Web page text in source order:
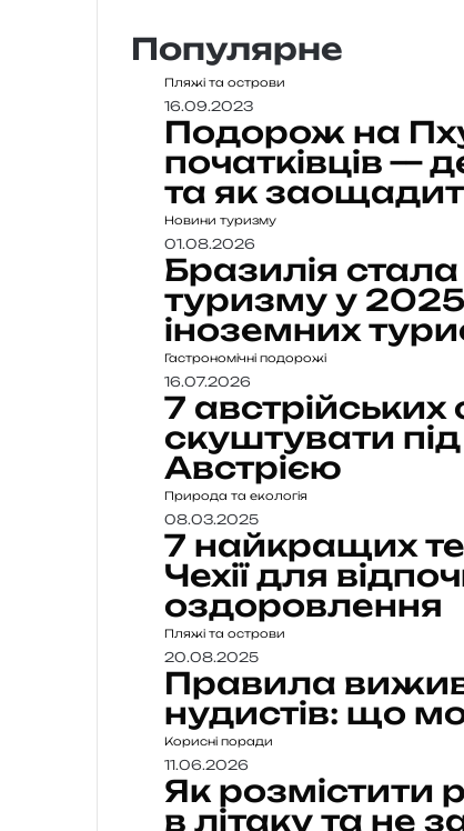
Популярне
Пляжі та острови
16.09.2023
Подорож на
початківців —
та як
Новини туризму
01.08.2026
Бразилія
туризму у 2025
іноземних
Гастрономічні подорожі
16.07.2026
7 австрійських
скуштувати
Австрією
Природа та екологія
08.03.2025
7 найкращих
Чехії для
оздоровлення
Пляжі та острови
20.08.2025
Правила
нудистів: що
Корисні поради
11.06.2026
Як розмістити
в літаку та не